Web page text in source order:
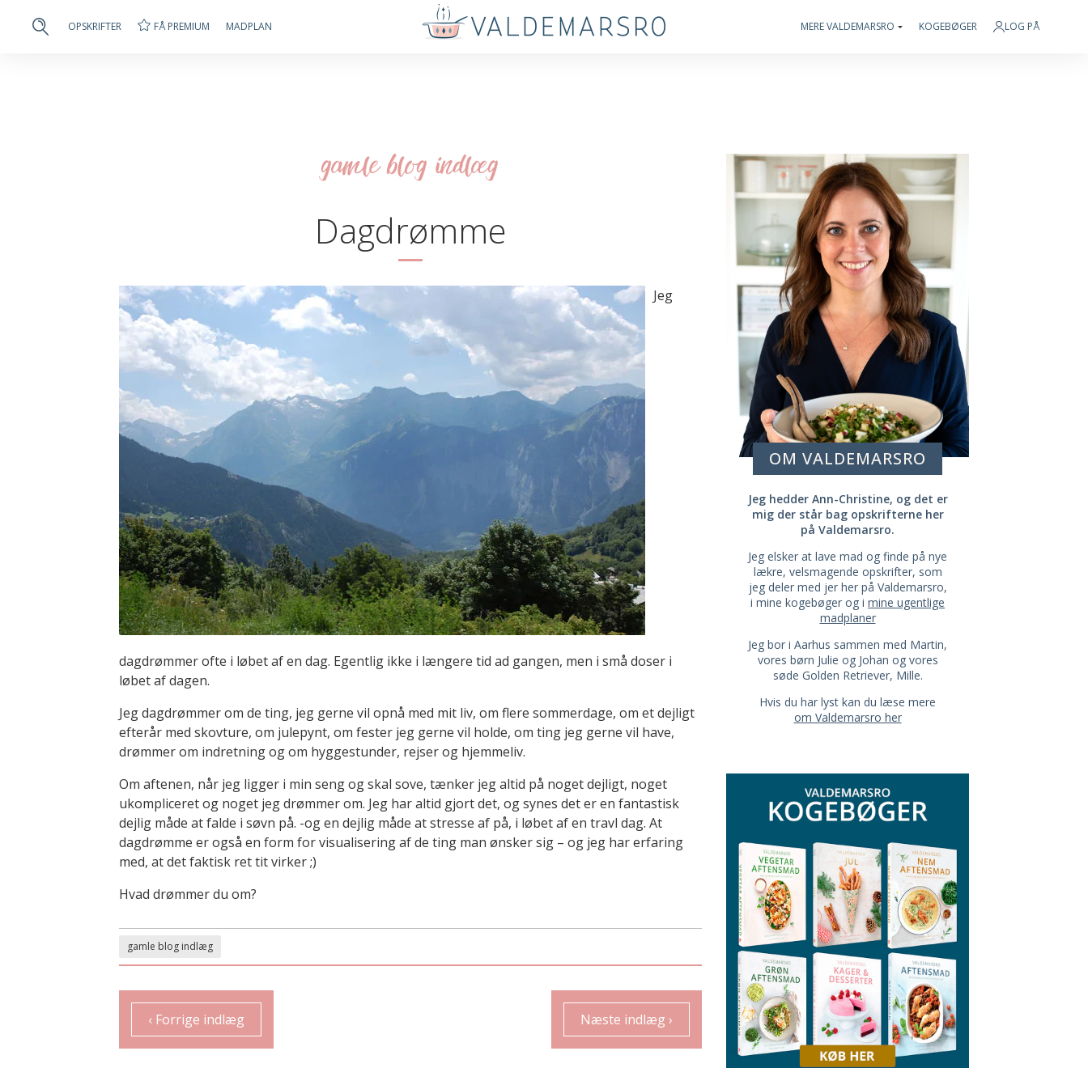
OPSKRIFTER FÅ PREMIUM MADPLAN MERE VALDEMARSRO KOGEBØGER LOG PÅ
gamle blog indlæg
Dagdrømme
Jeg
dagdrømmer ofte i løbet af en dag. Egentlig ikke i længere tid ad gangen, men i små doser i
løbet af dagen.
Jeg dagdrømmer om de ting, jeg gerne vil opnå med mit liv, om flere sommerdage, om et dejligt
efterår med skovture, om julepynt, om fester jeg gerne vil holde, om ting jeg gerne vil have,
drømmer om indretning og om hyggestunder, rejser og hjemmeliv.
Om aftenen, når jeg ligger i min seng og skal sove, tænker jeg altid på noget dejligt, noget
ukompliceret og noget jeg drømmer om. Jeg har altid gjort det, og synes det er en fantastisk
dejlig måde at falde i søvn på. -og en dejlig måde at stresse af på, i løbet af en travl dag. At
dagdrømme er også en form for visualisering af de ting man ønsker sig – og jeg har erfaring
med, at det faktisk ret tit virker ;)
Hvad drømmer du om?
gamle blog indlæg
‹ Forrige indlæg Næste indlæg ›
OM VALDEMARSRO
Jeg hedder Ann-Christine, og det er
mig der står bag opskrifterne her
på Valdemarsro.
Jeg elsker at lave mad og finde på nye
lækre, velsmagende opskrifter, som
jeg deler med jer her på Valdemarsro,
i mine kogebøger og i mine ugentlige
madplaner
Jeg bor i Aarhus sammen med Martin,
vores børn Julie og Johan og vores
søde Golden Retriever, Mille.
Hvis du har lyst kan du læse mere
om Valdemarsro her